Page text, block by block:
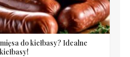
do kiełbasy? Idealne